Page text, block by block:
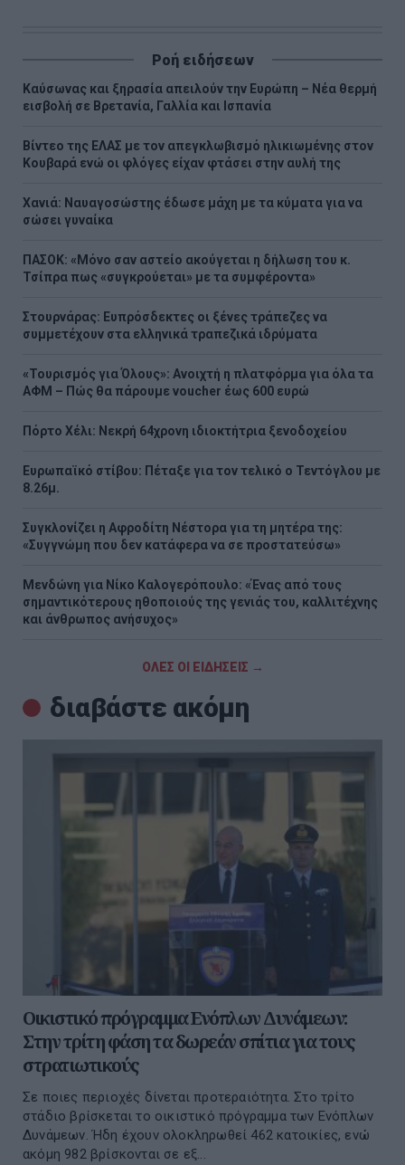
Ροή ειδήσεων
Καύσωνας και ξηρασία απειλούν την Ευρώπη – Νέα θερμή
εισβολή σε Βρετανία, Γαλλία και Ισπανία
Βίντεο της ΕΛΑΣ με τον απεγκλωβισμό ηλικιωμένης στον
Κουβαρά ενώ οι φλόγες είχαν φτάσει στην αυλή της
Χανιά: Ναυαγοσώστης έδωσε μάχη με τα κύματα για να
σώσει γυναίκα
ΠΑΣΟΚ: «Μόνο σαν αστείο ακούγεται η δήλωση του κ.
Τσίπρα πως «συγκρούεται» με τα συμφέροντα»
Στουρνάρας: Ευπρόσδεκτες οι ξένες τράπεζες να
συμμετέχουν στα ελληνικά τραπεζικά ιδρύματα
«Τουρισμός για Όλους»: Ανοιχτή η πλατφόρμα για όλα τα
ΑΦΜ – Πώς θα πάρουμε voucher έως 600 ευρώ
Πόρτο Χέλι: Νεκρή 64χρονη ιδιοκτήτρια ξενοδοχείου
Ευρωπαϊκό στίβου: Πέταξε για τον τελικό ο Τεντόγλου με
8.26μ.
Συγκλονίζει η Αφροδίτη Νέστορα για τη μητέρα της:
«Συγγνώμη που δεν κατάφερα να σε προστατεύσω»
Μενδώνη για Νίκο Καλογερόπουλο: «Ένας από τους
σημαντικότερους ηθοποιούς της γενιάς του, καλλιτέχνης
και άνθρωπος ανήσυχος»
ΟΛΕΣ ΟΙ ΕΙΔΗΣΕΙΣ →
διαβάστε ακόμη
Οικιστικό πρόγραμμα Ενόπλων Δυνάμεων:
Στην τρίτη φάση τα δωρεάν σπίτια για τους
στρατιωτικούς
Σε ποιες περιοχές δίνεται προτεραιότητα. Στο τρίτο
στάδιο βρίσκεται το οικιστικό πρόγραμμα των Ενόπλων
Δυνάμεων. Ήδη έχουν ολοκληρωθεί 462 κατοικίες, ενώ
ακόμη 982 βρίσκονται σε εξ...